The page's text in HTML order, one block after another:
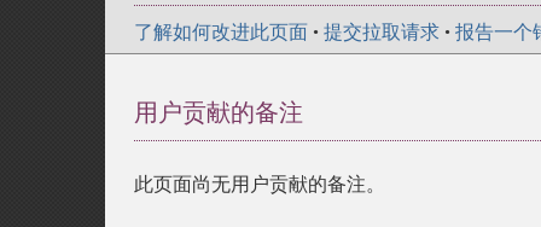
了解如何改进此页面 • 提交拉取请求 • 报告一个
用户贡献的备注
此页面尚无用户贡献的备注。